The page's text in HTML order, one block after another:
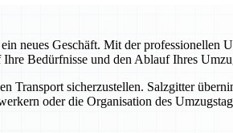
neues Geschäft. Mit der professionellen
Bedürfnisse und den Ablauf Ihres
sicherzustellen. Salzgitter
oder die Organisation des